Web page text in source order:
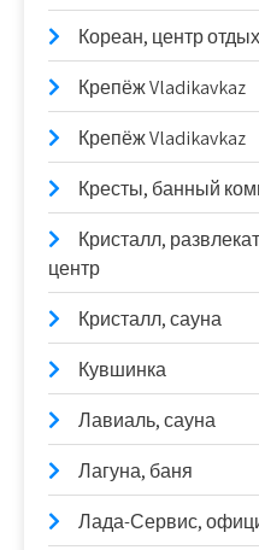
Кореан, центр
Крепёж Vladikavkaz
Крепёж Vladikavkaz
Кресты, банный
Кристалл,
центр
Кристалл, сауна
Кувшинка
Лавиаль, сауна
Лагуна, баня
Лада-Сервис,